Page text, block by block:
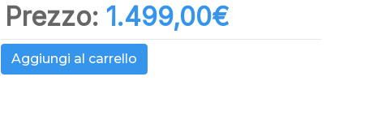
Prezzo: 1.499,00‎€
Aggiungi al carrello